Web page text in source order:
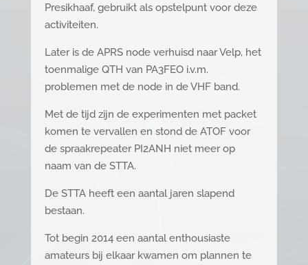
Presikhaaf, gebruikt als opstelpunt voor deze
activiteiten.
Later is de APRS node verhuisd naar Velp, het
toenmalige QTH van PA3FEO i.v.m.
problemen met de node in de VHF band.
Met de tijd zijn de experimenten met packet
komen te vervallen en stond de ATOF voor
de spraakrepeater PI2ANH niet meer op
naam van de STTA.
De STTA heeft een aantal jaren slapend
bestaan.
Tot begin 2014 een aantal enthousiaste
amateurs bij elkaar kwamen om plannen te